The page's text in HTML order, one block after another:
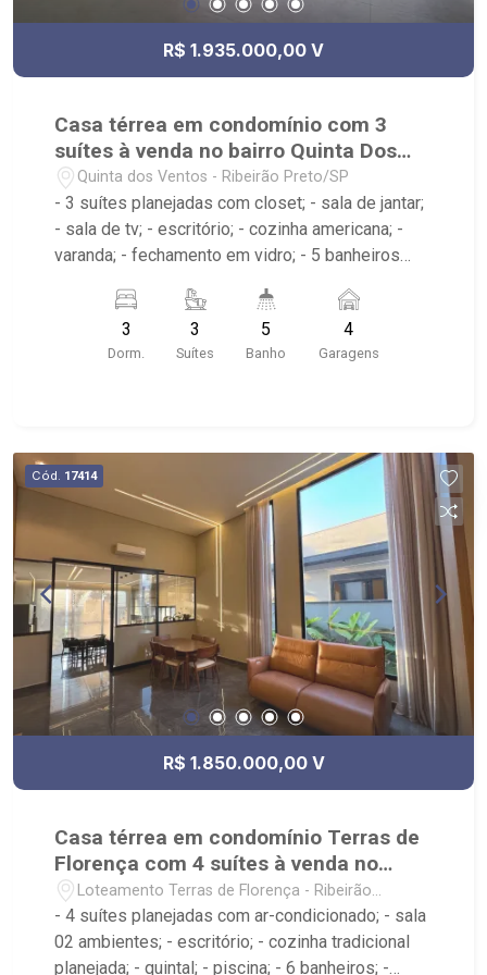
R$ 1.935.000,00 V
Casa térrea em condomínio com 3
suítes à venda no bairro Quinta Dos
Ventos
Quinta dos Ventos - Ribeirão Preto/SP
- 3 suítes planejadas com closet; - sala de jantar;
- sala de tv; - escritório; - cozinha americana; -
varanda; - fechamento em vidro; - 5 banheiros
gourmet; - jardim; - corredor lateral; - piscina com
hidro; - prainha; - aquecedor solar; - área de
serviço; - 4 vagas de garagem sendo 2 cobertas;
de Eventos e Cenourão.
3
Dorm.
3
Suítes
5
Banho
4
Garagens
Cód. 17414
R$ 1.850.000,00 V
Casa térrea em condomínio Terras de
Florença com 4 suítes à venda no
bairro Vila do Golf
Loteamento Terras de Florença - Ribeirão
Preto/SP
- 4 suítes planejadas com ar-condicionado; - sala
02 ambientes; - escritório; - cozinha tradicional
planejada; - quintal; - piscina; - 6 banheiros; -